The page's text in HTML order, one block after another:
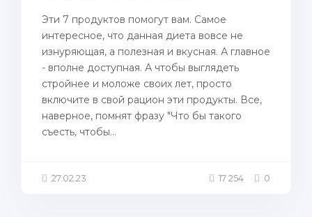
Эти 7 продуктов помогут вам. Самое
интересное, что данная диета вовсе не
изнуряющая, а полезная и вкусная. А главное
- вполне доступная. А чтобы выглядеть
стройнее и моложе своих лет, просто
включите в свой рацион эти продукты. Все,
наверное, помнят фразу "Что бы такого
съесть, чтобы...
27.02.23 17 254 0